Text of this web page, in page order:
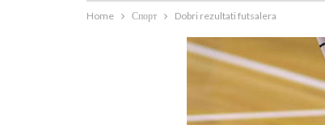
Home Спорт Dobri rezultati futsalera